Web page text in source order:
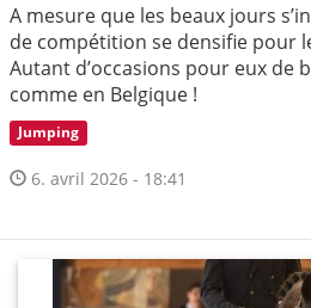
A mesure que les beaux jours
de compétition se densifie pour
Autant d’occasions pour eux de
comme en Belgique !
Jumping
6. avril 2026 - 18:41